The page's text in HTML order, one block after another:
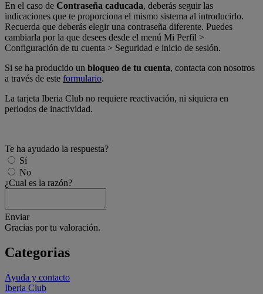
En el caso de Contraseña caducada, deberás seguir las
indicaciones que te proporciona el mismo sistema al introducirlo.
Recuerda que deberás elegir una contraseña diferente. Puedes
cambiarla por la que desees desde el menú Mi Perfil >
Configuración de tu cuenta > Seguridad e inicio de sesión.
Si se ha producido un bloqueo de tu cuenta, contacta con nosotros
a través de este formulario.
La tarjeta Iberia Club no requiere reactivación, ni siquiera en
periodos de inactividad.
Te ha ayudado la respuesta?
Sí
No
¿Cual es la razón?
Enviar
Gracias por tu valoración.
Categorias
Ayuda y contacto
Iberia Club